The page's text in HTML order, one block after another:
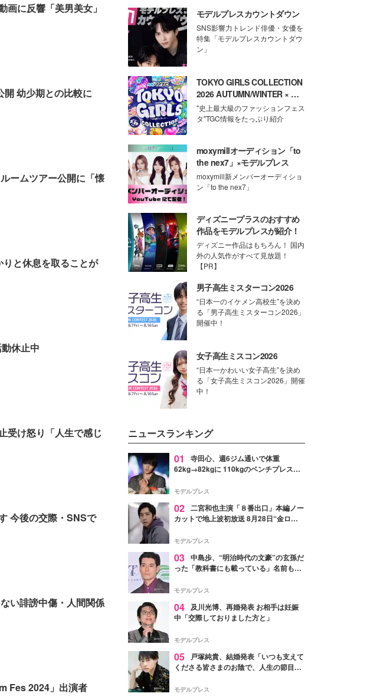
に反響「美男美女」
幼少期との比較に
ームツアー公開に「懐
と休息を取ることが
休止中
受け怒り「人生で感じ
今後の交際・SNSで
Fes 2024」出演者
モデルプレスカウントダウン
SNS影響力トレンド俳優・女優を
特集「モデルプレスカウントダウ
ン」
TOKYO GIRLS COLLECTION
2026 AUTUMN/WINTER × モ
デルプレス
"史上最大級のファッションフェス
タ"TGC情報をたっぷり紹介
moxymillオーディション「to
the nex7」×モデルプレス
moxymill新メンバーオーディショ
ン「to the nex7」
ディズニープラスのおすすめ
作品をモデルプレスが紹介！
ディズニー作品はもちろん！ 国内
外の人気作がすべて見放題！
【PR】
男子高生ミスターコン2026
“日本一のイケメン高校生”を決め
る「男子高生ミスターコン2026」
開催中！
女子高生ミスコン2026
“日本一かわいい女子高生”を決め
る「女子高生ミスコン2026」開催
中！
ニュースランキング
01
寺田心、週6ジム通いで体重
62kg→82kgに 110kgのベンチプレス持
「かっこいい」と反響
モデルプレス
02 二宮和也主演「８番出口」本編ノー
カットで地上波初放送 8月28日“金ロ
モデルプレス
03 中島歩、“明治時代の文豪”の玄孫だ
った「教科書にも載っている」名前も先
モデルプレス
04 及川光博、再婚発表 お相手は妊娠
中「交際しておりました方と」
モデルプレス
05
戸塚純貴、結婚発表「いつも支えて
くださる皆さまのお陰で、人生の節目を
す」【全文】
モデルプレス